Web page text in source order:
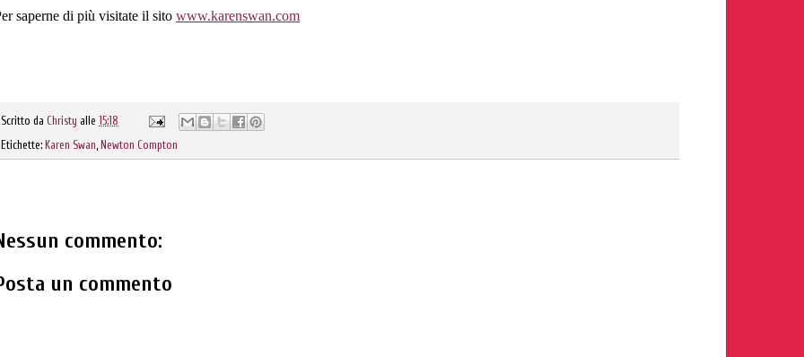
saperne di più visitate il sito www.karenswan.com
Scritto da Christy alle 15:18
Etichette: Karen Swan Newton Compton
commento:
un commento